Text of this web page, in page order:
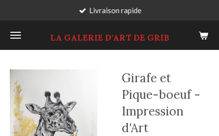
contenu
principal
LA GALERIE D'ART DE GRIB
Livraison rapide
Girafe et
Pique-boeuf -
Impression
d'Art